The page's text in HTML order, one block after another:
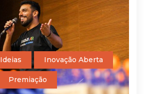
Ideias Inovação Aberta
Premiação